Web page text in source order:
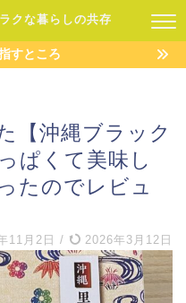
クな暮らしの共存
すところ
【沖縄ブラック
ぱくて美味し
たのでレビュ
11月2日 / 2026年3月12日